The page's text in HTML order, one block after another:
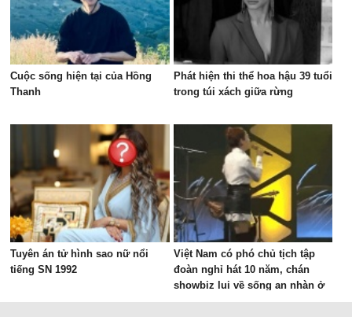
Cuộc sống hiện tại của Hồng
Thanh
Phát hiện thi thể hoa hậu 39 tuổi
trong túi xách giữa rừng
Tuyên án tử hình sao nữ nổi
tiếng SN 1992
Việt Nam có phó chủ tịch tập
đoàn nghỉ hát 10 năm, chán
showbiz lui về sống an nhàn ở
biệt thự nghìn mét vuông